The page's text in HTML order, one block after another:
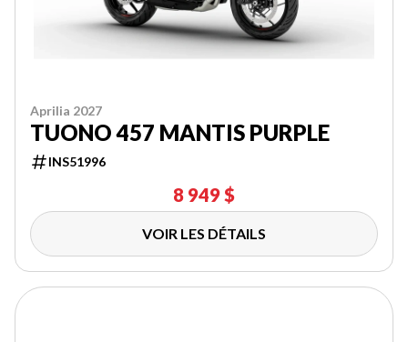
Aprilia 2027
TUONO 457 MANTIS PURPLE
INS51996
8 949 $
VOIR LES DÉTAILS